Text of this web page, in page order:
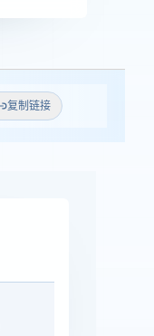
复制链接